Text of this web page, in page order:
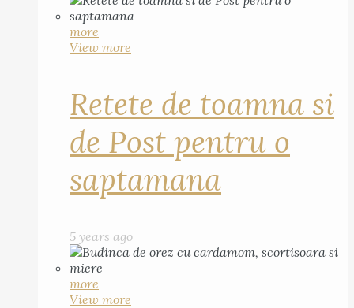
more
View more
Retete de toamna si
de Post pentru o
saptamana
5 years ago
more
View more